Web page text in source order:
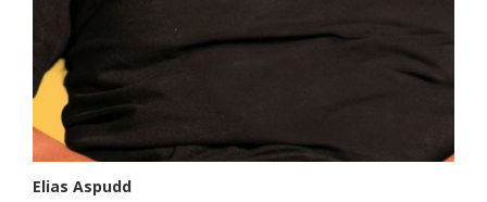
Elias Aspudd